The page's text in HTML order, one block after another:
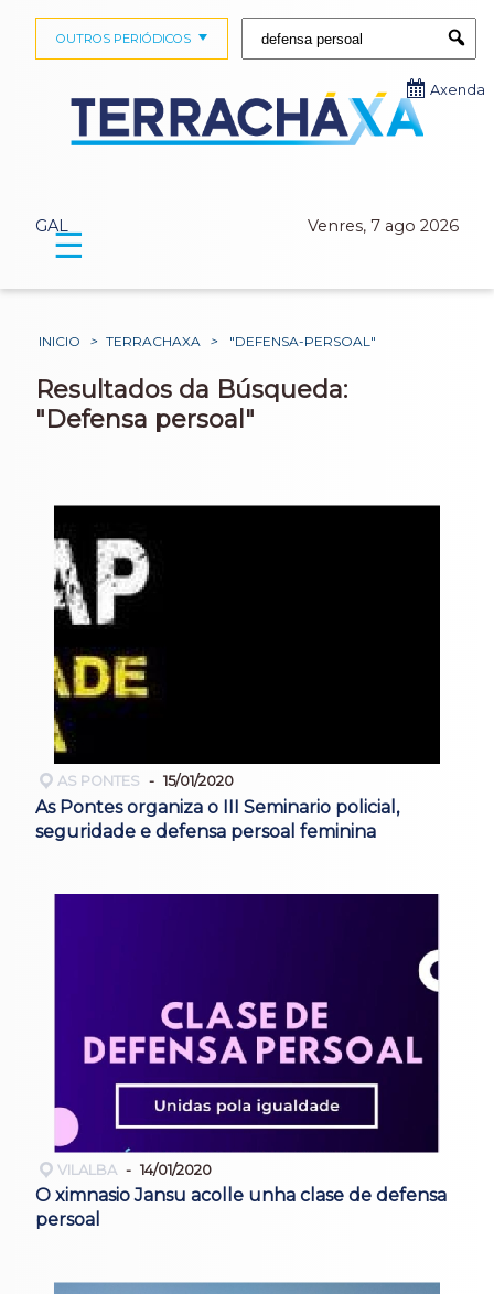
GAL Venres, 7 ago 2026
OUTROS PERIÓDICOS
Axenda
☰
INICIO > TERRACHAXA > "DEFENSA-PERSOAL"
Resultados da Búsqueda:
"Defensa persoal"
AS PONTES 15/01/2020
As Pontes organiza o III Seminario policial,
seguridade e defensa persoal feminina
VILALBA 14/01/2020
O ximnasio Jansu acolle unha clase de defensa
persoal